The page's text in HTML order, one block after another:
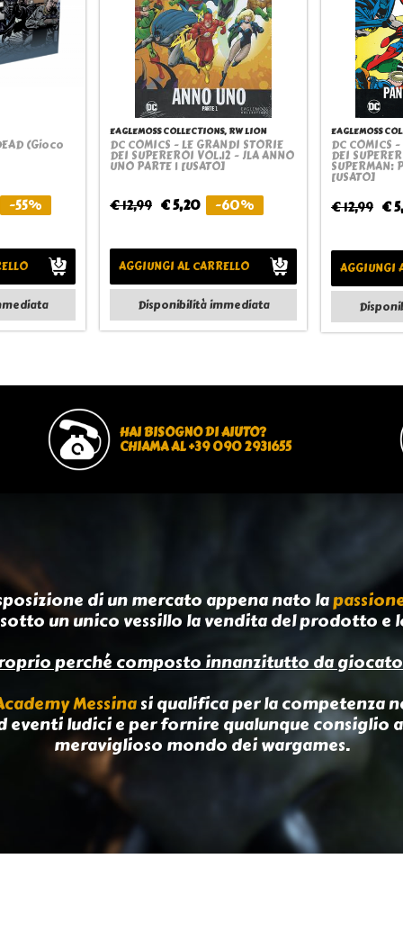
(Gioco
-55%
Quickview
EAGLEMOSS COLLECTIONS, RW LION
DC COMICS - LE GRANDI STORIE
DEI SUPEREROI VOL.12 - JLA ANNO
UNO PARTE 1 [USATO]
€ 12,99 € 5,20 -60%
AGGIUNGI AL CARRELLO
Disponibilità immediata
EAGLEMOSS
DC COMICS
DEI
SUPERMAN:
[USATO]
€ 12,99 €
AGGIUNGI
HAI BISOGNO DI AIUTO?
CHIAMA AL +39 090 2931655
di un mercato appena nato la
un unico vessillo la vendita del prodotto e
perché composto innanzitutto da
Messinasi qualifica per la competenza
ludici e per fornire qualunque consiglio
meraviglioso mondo dei wargames.